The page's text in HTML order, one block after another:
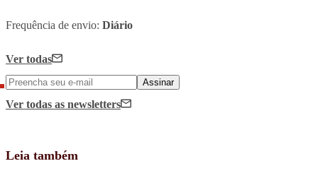
Frequência de envio: Diário
Ver todas
Assinar
Ver todas as newsletters
Leia também